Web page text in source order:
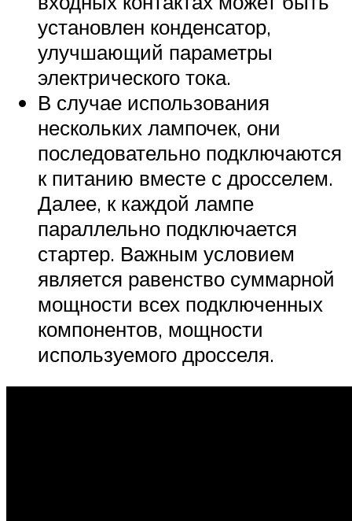
установлен конденсатор,
улучшающий параметры
электрического тока.
В случае использования
нескольких лампочек, они
последовательно подключаются
к питанию вместе с дросселем.
Далее, к каждой лампе
параллельно подключается
стартер. Важным условием
является равенство суммарной
мощности всех подключенных
компонентов, мощности
используемого дросселя.